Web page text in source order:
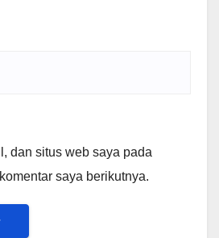
dan situs web saya pada
saya berikutnya.